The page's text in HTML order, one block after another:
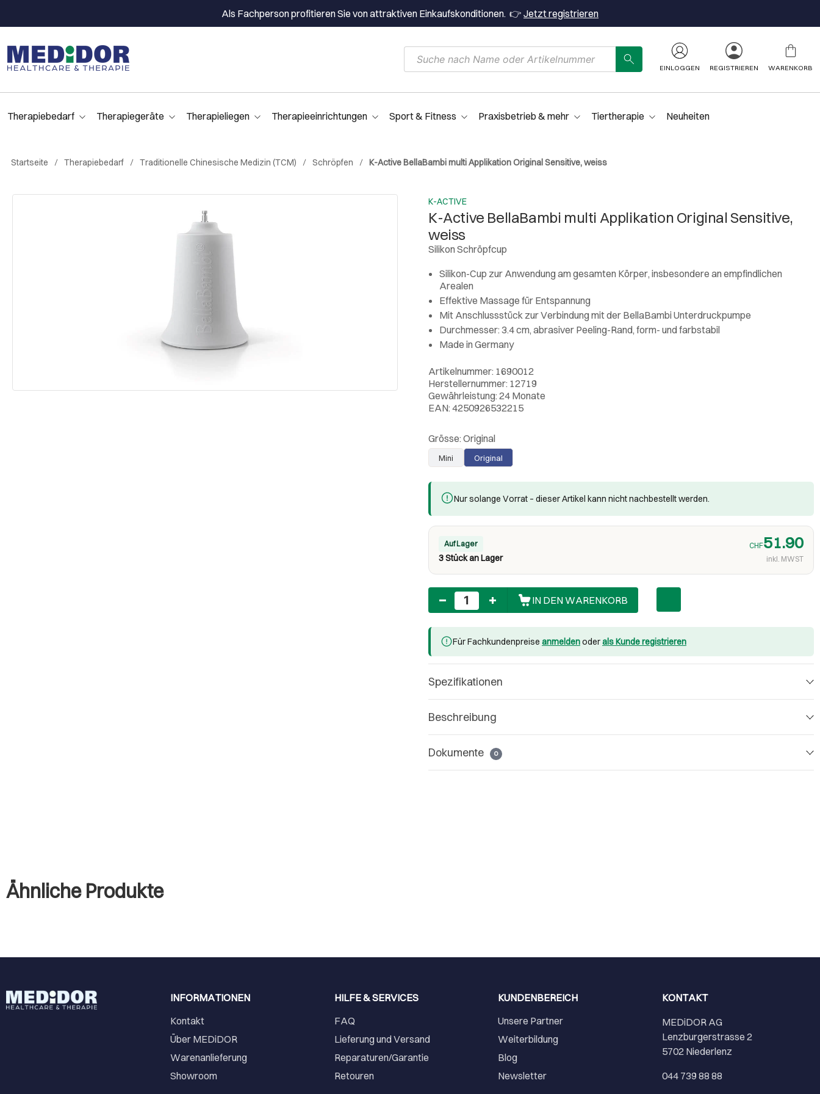
Als Fachperson profitieren Sie von attraktiven Einkaufskonditionen. 👉 Jetzt registrieren
EINLOGGEN REGISTRIEREN WARENKORB
Therapiebedarf Therapiegeräte Therapieliegen Therapieeinrichtungen Sport & Fitness Praxisbetrieb & mehr Tiertherapie Neuheiten
Startseite Therapiebedarf Traditionelle Chinesische Medizin (TCM) Schröpfen K-Active BellaBambi multi Applikation Original Sensitive, weiss
K-ACTIVE
K-Active BellaBambi multi Applikation Original Sensitive,
weiss
Silikon Schröpfcup
Silikon-Cup zur Anwendung am gesamten Körper, insbesondere an empfindlichen
Arealen
Effektive Massage für Entspannung
Mit Anschlussstück zur Verbindung mit der BellaBambi Unterdruckpumpe
Durchmesser: 3.4 cm, abrasiver Peeling-Rand, form- und farbstabil
Made in Germany
Artikelnummer: 1690012
Herstellernummer: 12719
Gewährleistung: 24 Monate
EAN: 4250926532215
Grösse: Original
Mini Original
Nur solange Vorrat – dieser Artikel kann nicht nachbestellt werden.
Auf Lager
3 Stück an Lager
CHF51.90
inkl. MWST
Anzahl
IN DEN WARENKORB
Für Fachkundenpreise anmeldenoderals Kunde registrieren
Spezifikationen
Beschreibung
Dokumente 0
Ähnliche Produkte
INFORMATIONEN
Kontakt
Über MEDiDOR
Warenanlieferung
Showroom
HILFE & SERVICES
FAQ
Lieferung und Versand
Reparaturen/Garantie
Retouren
KUNDENBEREICH
Unsere Partner
Weiterbildung
Blog
Newsletter
KONTAKT
MEDiDOR AG
Lenzburgerstrasse 2
5702 Niederlenz
044 739 88 88